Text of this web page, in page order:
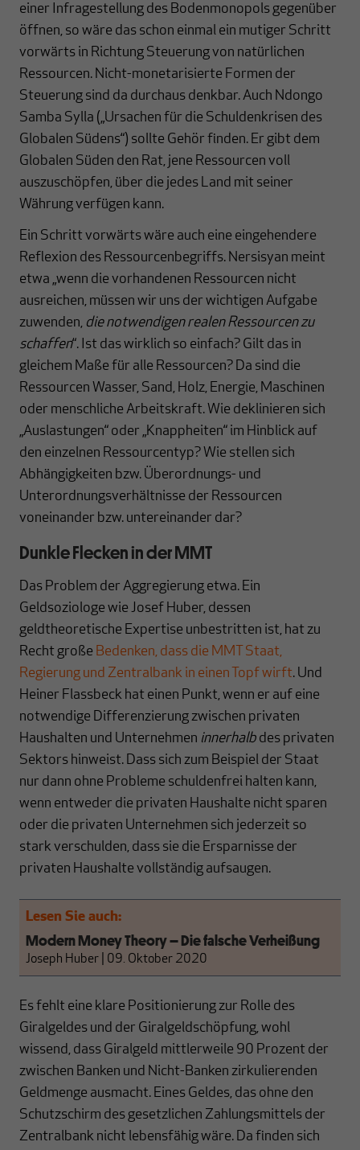
einer Infragestellung des Bodenmonopols gegenüber
öffnen, so wäre das schon einmal ein mutiger Schritt
vorwärts in Richtung Steuerung von natürlichen
Ressourcen. Nicht-monetarisierte Formen der
Steuerung sind da durchaus denkbar. Auch Ndongo
Samba Sylla („Ursachen für die Schuldenkrisen des
Globalen Südens“) sollte Gehör finden. Er gibt dem
Globalen Süden den Rat, jene Ressourcen voll
auszuschöpfen, über die jedes Land mit seiner
Währung verfügen kann.
Ein Schritt vorwärts wäre auch eine eingehendere
Reflexion des Ressourcenbegriffs. Nersisyan meint
etwa „wenn die vorhandenen Ressourcen nicht
ausreichen, müssen wir uns der wichtigen Aufgabe
zuwenden, die notwendigen realen Ressourcen zu
schaffen“. Ist das wirklich so einfach? Gilt das in
gleichem Maße für alle Ressourcen? Da sind die
Ressourcen Wasser, Sand, Holz, Energie, Maschinen
oder menschliche Arbeitskraft. Wie deklinieren sich
„Auslastungen“ oder „Knappheiten“ im Hinblick auf
den einzelnen Ressourcentyp? Wie stellen sich
Abhängigkeiten bzw. Überordnungs- und
Unterordnungsverhältnisse der Ressourcen
voneinander bzw. untereinander dar?
Dunkle Flecken in der MMT
Das Problem der Aggregierung etwa. Ein
Geldsoziologe wie Josef Huber, dessen
geldtheoretische Expertise unbestritten ist, hat zu
Recht große Bedenken, dass die MMT Staat,
Regierung und Zentralbank in einen Topf wirft. Und
Heiner Flassbeck hat einen Punkt, wenn er auf eine
notwendige Differenzierung zwischen privaten
Haushalten und Unternehmen innerhalb des privaten
Sektors hinweist. Dass sich zum Beispiel der Staat
nur dann ohne Probleme schuldenfrei halten kann,
wenn entweder die privaten Haushalte nicht sparen
oder die privaten Unternehmen sich jederzeit so
stark verschulden, dass sie die Ersparnisse der
privaten Haushalte vollständig aufsaugen.
Lesen Sie auch:
Modern Money Theory – Die falsche Verheißung
Joseph Huber 09. Oktober 2020
Es fehlt eine klare Positionierung zur Rolle des
Giralgeldes und der Giralgeldschöpfung, wohl
wissend, dass Giralgeld mittlerweile 90 Prozent der
zwischen Banken und Nicht-Banken zirkulierenden
Geldmenge ausmacht. Eines Geldes, das ohne den
Schutzschirm des gesetzlichen Zahlungsmittels der
Zentralbank nicht lebensfähig wäre. Da finden sich